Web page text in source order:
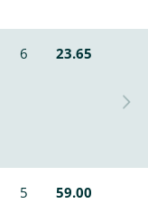
6 23.65
5 59.00